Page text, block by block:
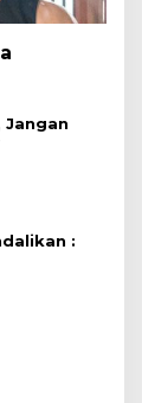
Jangan
: